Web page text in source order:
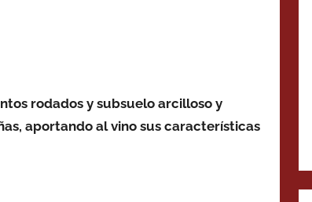
rodados y subsuelo arcilloso y
aportando al vino sus características